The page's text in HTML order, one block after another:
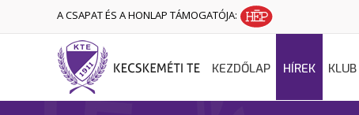
A CSAPAT ÉS A HONLAP TÁMOGATÓJA:
KEZDŐLAP HÍREK KLUB